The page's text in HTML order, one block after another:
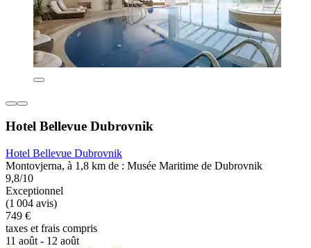
Hotel Bellevue Dubrovnik
Hotel Bellevue Dubrovnik
Montovjerna, à 1,8 km de : Musée Maritime de Dubrovnik
9,8/10
Exceptionnel
(1 004 avis)
749 €
taxes et frais compris
11 août - 12 août